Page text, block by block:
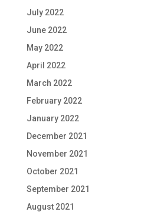
July 2022
June 2022
May 2022
April 2022
March 2022
February 2022
January 2022
December 2021
November 2021
October 2021
September 2021
August 2021